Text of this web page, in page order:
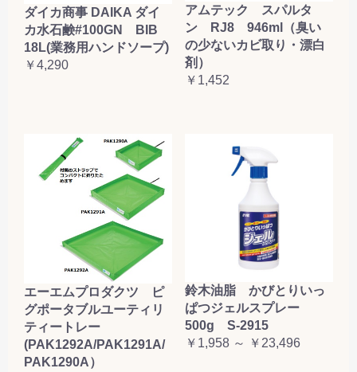
ダイカ商事 DAIKA ダイ
カ水石鹸#100GN BIB
18L(業務用ハンドソープ)
￥4,290
アムテック スパルタ
ン RJ8 946ml（臭い
の少ないカビ取り・漂白
剤）
￥1,452
エーエムプロダクツ ピ
グポータブルユーティリ
ティートレー
(PAK1292A/PAK1291A/
PAK1290A）
鈴木油脂 かびとりいっ
ぱつジェルスプレー
500g S-2915
￥1,958 ～ ￥23,496